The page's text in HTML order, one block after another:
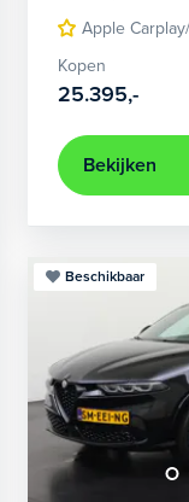
Apple
Kopen
25.395,-
Bekijken
Beschikbaar